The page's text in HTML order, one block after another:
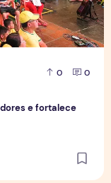
0 0
e fortalece